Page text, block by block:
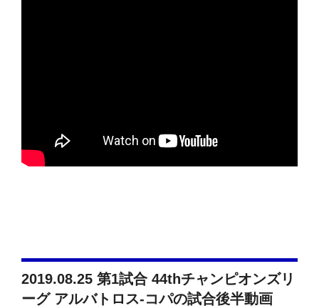
2019.08.25 第1試合 44thチャンピオンズリ
ーグ アルバトロス-コパの試合後半動画